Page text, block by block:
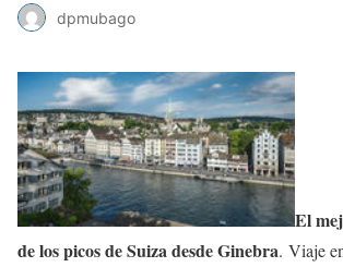
dpmubago
El
de los picos de Suiza desde Ginebra. Viaje